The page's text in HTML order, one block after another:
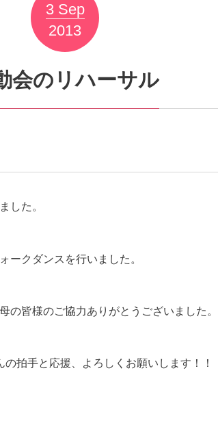
3 Sep
2013
会のリハーサル
した。
ークダンスを行いました。
の皆様のご協力ありがとうございました。
の拍手と応援、よろしくお願いします！！